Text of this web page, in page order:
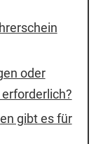
oder
gibt es für